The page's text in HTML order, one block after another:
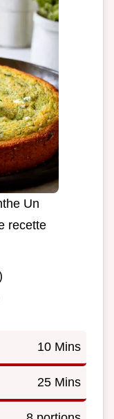
Un
recette
10 Mins
25 Mins